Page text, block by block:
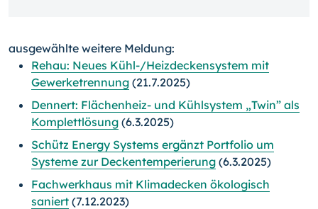
ausgewählte weitere Meldung:
Rehau: Neues Kühl-/Heizdeckensystem mit
Gewerketrennung (21.7.2025)
Dennert: Flächenheiz- und Kühlsystem „Twin” als
Komplettlösung (6.3.2025)
Schütz Energy Systems ergänzt Portfolio um
Systeme zur Deckentemperierung (6.3.2025)
Fachwerkhaus mit Klimadecken ökologisch
saniert (7.12.2023)